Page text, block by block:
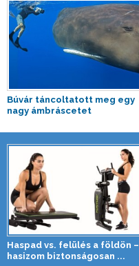
Búvár táncoltatott meg egy
nagy ámbráscetet
Haspad vs. felülés a földön –
hasizom biztonságosan ...